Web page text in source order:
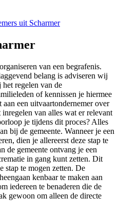
uit Scharmer
van een begrafenis.
belang is adviseren wij
het regelen van de
of kennissen je hiermee
een uitvaartondernemer over
van alles wat er relevant
je tijdens dit proces? Alles
bij de gemeente. Wanneer je een
dien je allereerst deze stap te
de gemeente ontvang je een
in gang kunt zetten. Dit
stap te mogen zetten. De
kenbaar te maken aan
iedereen te benaderen die de
gewoon om alleen de directe